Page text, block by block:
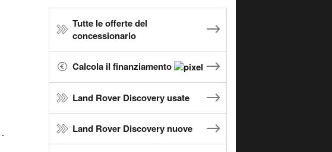
Tutte le offerte del
concessionario
Calcola il finanziamento
Land Rover Discovery usate
Land Rover Discovery nuove